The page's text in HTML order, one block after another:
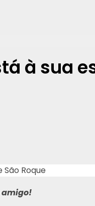
à sua
Roque
amigo!